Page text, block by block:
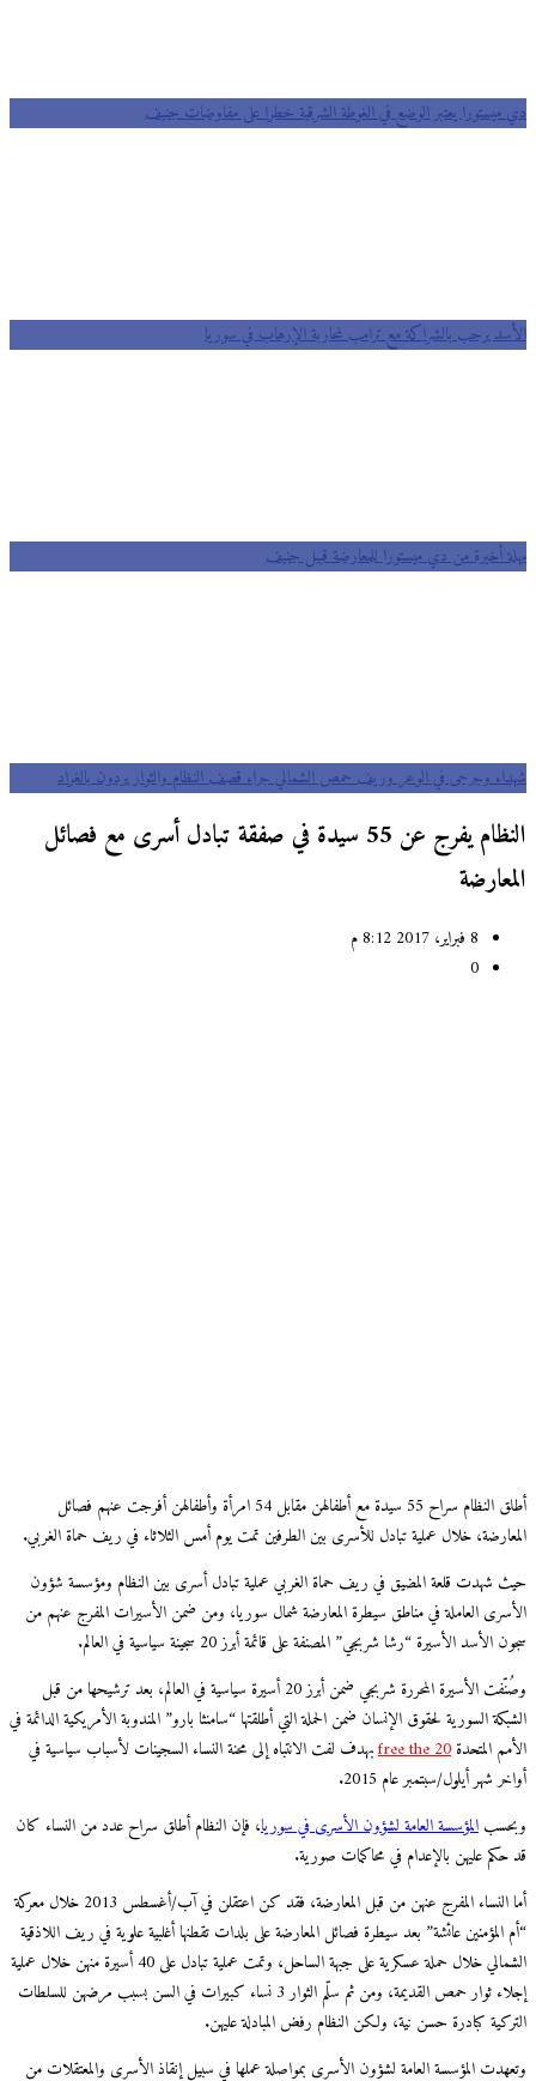
دي ميستورا يعتبر الوضع في الغوطة الشرقية خطرا على مفاوضات جنيف
الأسد يرحب بالشراكة مع ترامب لمحاربة الإرهاب في سوريا
مهلة أخيرة من دي ميستورا للمعارضة قبيل جنيف
شهداء وجرحى في الوعر وريف حمص الشمالي جراء قصف النظام والثوار يردون بالغراد
النظام يفرج عن 55 سيدة في صفقة تبادل أسرى مع فصائل
المعارضة
أطلق النظام سراح 55 سيدة مع أطفالهن مقابل 54 امرأة وأطفالهن أفرجت عنهم فصائل
المعارضة، خلال عملية تبادل للأسرى بين الطرفين تمت يوم أمس الثلاثاء في ريف حماة الغربي.
حيث شهدت قلعة المضيق في ريف حماة الغربي عملية تبادل أسرى بين النظام ومؤسسة شؤون
الأسرى العاملة في مناطق سيطرة المعارضة شمال سوريا، ومن ضمن الأسيرات المفرج عنهم من
سجون الأسد الأسيرة “رشا شربجي” المصنفة على قائمة أبرز 20 سجينة سياسية في العالم.
وصُنّفت الأسيرة المحررة شربجي ضمن أبرز 20 أسيرة سياسية في العالم، بعد ترشيحها من قبل
الشبكة السورية لحقوق الإنسان ضمن الحملة التي أطلقتها “سامنثا بارو” المندوبة الأمريكية الدائمة في
الأمم المتحدةfree the 20بهدف لفت الانتباه إلى محنة النساء السجينات لأسباب سياسية في
أواخر شهر أيلول/سبتمبر عام 2015.
وبحسبالمؤسسة العامة لشؤون الأسرى في سوريا، فإن النظام أطلق سراح عدد من النساء كان
قد حكم عليهن بالإعدام في محاكمات صورية.
أما النساء المفرج عنهن من قبل المعارضة، فقد كن اعتقلن في آب/أغسطس 2013 خلال معركة
“أم المؤمنين عائشة” بعد سيطرة فصائل المعارضة على بلدات تقطنها أغلبية علوية في ريف اللاذقية
الشمالي خلال حملة عسكرية على جبهة الساحل، وتمت عملية تبادل على 40 أسيرة منهن خلال عملية
إجلاء ثوار حمص القديمة، ومن ثم سلّم الثوار 3 نساء كبيرات في السن بسبب مرضهن للسلطات
التركية كبادرة حسن نية، ولكن النظام رفض المبادلة عليهن.
وتعهدت المؤسسة العامة لشؤون الأسرى بمواصلة عملها في سبيل إنقاذ الأسرى والمعتقلات من